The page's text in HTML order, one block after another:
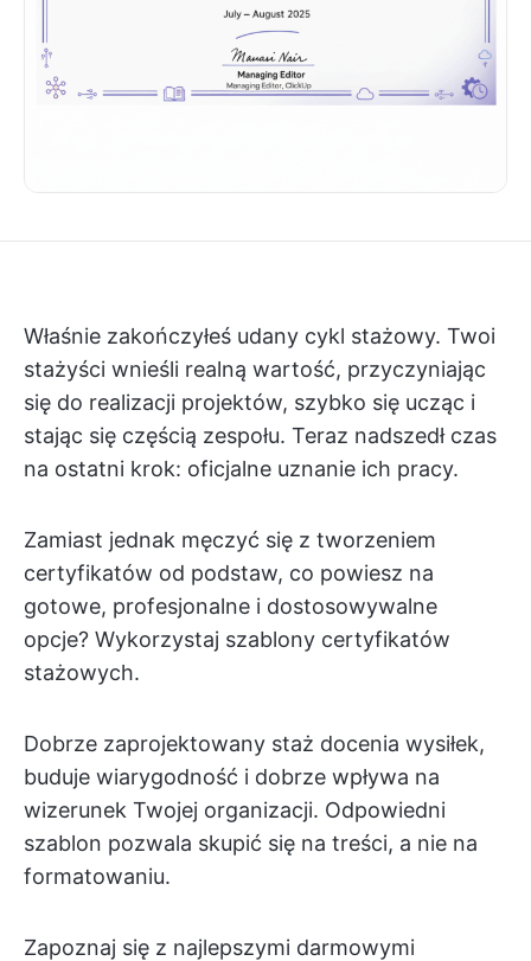
Właśnie zakończyłeś udany cykl stażowy. Twoi
stażyści wnieśli realną wartość, przyczyniając
się do realizacji projektów, szybko się ucząc i
stając się częścią zespołu. Teraz nadszedł czas
na ostatni krok: oficjalne uznanie ich pracy.
Zamiast jednak męczyć się z tworzeniem
certyfikatów od podstaw, co powiesz na
gotowe, profesjonalne i dostosowywalne
opcje? Wykorzystaj szablony certyfikatów
stażowych.
Dobrze zaprojektowany staż docenia wysiłek,
buduje wiarygodność i dobrze wpływa na
wizerunek Twojej organizacji. Odpowiedni
szablon pozwala skupić się na treści, a nie na
formatowaniu.
Zapoznaj się z najlepszymi darmowymi